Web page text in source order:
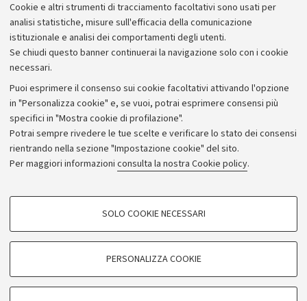
Cookie e altri strumenti di tracciamento facoltativi sono usati per
analisi statistiche, misure sull'efficacia della comunicazione
istituzionale e analisi dei comportamenti degli utenti.
Se chiudi questo banner continuerai la navigazione solo con i cookie
necessari.
Puoi esprimere il consenso sui cookie facoltativi attivando l'opzione
in "Personalizza cookie" e, se vuoi, potrai esprimere consensi più
specifici in "Mostra cookie di profilazione".
Potrai sempre rivedere le tue scelte e verificare lo stato dei consensi
rientrando nella sezione "Impostazione cookie" del sito.
Per maggiori informazioni consulta la nostra Cookie policy.
COOKIE DI PROFILAZIONE - FACOLTATIVI
SOLO COOKIE NECESSARI
PERSONALIZZA COOKIE
Archivio
Comunicati stampa
Redazione
Rassegna stampa
© Copyright 2026 - ALMA MATER STUDIORUM - Università di
Bologna - Via Zamboni, 33 - 40126 Bologna - PI: 01131710376 -